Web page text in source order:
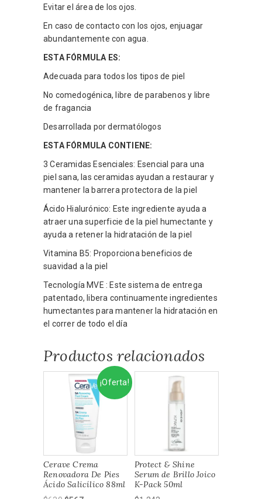
Evitar el área de los ojos.
En caso de contacto con los ojos, enjuagar
abundantemente con agua.
ESTA FÓRMULA ES:
Adecuada para todos los tipos de piel
No comedogénica, libre de parabenos y libre
de fragancia
Desarrollada por dermatólogos
ESTA FÓRMULA CONTIENE:
3 Ceramidas Esenciales: Esencial para una
piel sana, las ceramidas ayudan a restaurar y
mantener la barrera protectora de la piel
Ácido Hialurónico: Este ingrediente ayuda a
atraer una superficie de la piel humectante y
ayuda a retener la hidratación de la piel
Vitamina B5: Proporciona beneficios de
suavidad a la piel
Tecnología MVE : Este sistema de entrega
patentado, libera continuamente ingredientes
humectantes para mantener la hidratación en
el correr de todo el día
Productos relacionados
¡Oferta!
Cerave Crema
Renovadora De Pies
Ácido Salicílico 88ml
Protect & Shine
Serum de Brillo Joico
K-Pack 50ml